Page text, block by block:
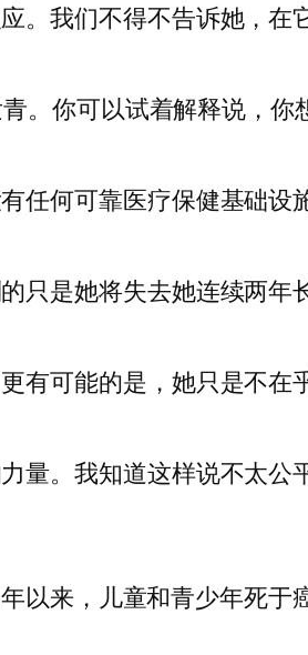
。我们不得不告诉她，在
。你可以试着解释说，你
任何可靠医疗保健基础设
只是她将失去她连续两年
有可能的是，她只是不在
量。我知道这样说不太公
以来，儿童和青少年死于